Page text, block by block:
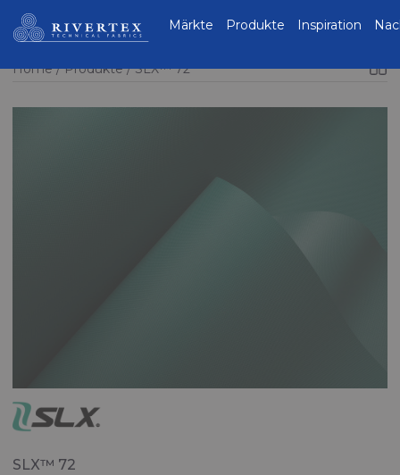
Home Produkte SLX™ 72
SLX™ 72
Rivertex Technical
Fabrics Group
Märkte Produkte Inspiration